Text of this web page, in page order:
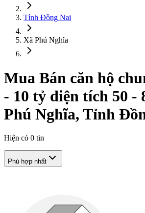
Tỉnh Đồng Nai
Xã Phú Nghĩa
Mua Bán căn hộ
- 10 tỷ diện tích 50 -
Phú Nghĩa, Tỉnh
Hiện có 0 tin
Phù hợp nhất